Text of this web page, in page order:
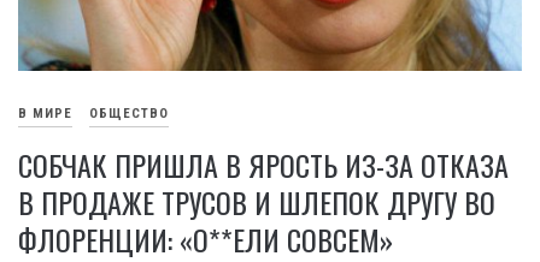
В МИРЕ ОБЩЕСТВО
СОБЧАК ПРИШЛА В ЯРОСТЬ ИЗ-ЗА ОТКАЗА
В ПРОДАЖЕ ТРУСОВ И ШЛЕПОК ДРУГУ ВО
ФЛОРЕНЦИИ: «О**ЕЛИ СОВСЕМ»